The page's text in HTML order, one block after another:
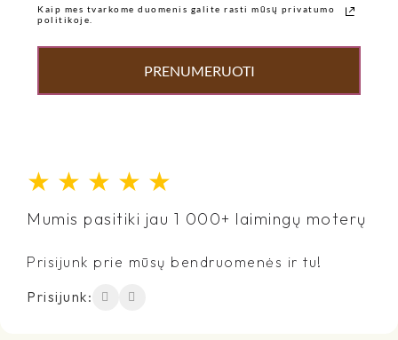
Kaip mes tvarkome duomenis galite rasti mūsų privatumo
politikoje.
PRENUMERUOTI
★ ★ ★ ★ ★
Mumis pasitiki jau 1 000+ laimingų moterų
Prisijunk prie mūsų bendruomenės ir tu!
Prisijunk: